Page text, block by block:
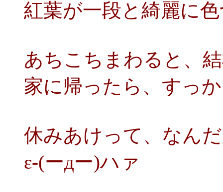
紅葉が一段と綺麗に
あちこちまわると、
家に帰ったら、すっ
休みあけって、なん
ε-(ーдー)ハァ